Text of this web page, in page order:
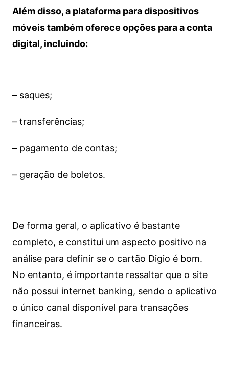
Além disso, a plataforma para dispositivos
móveis também oferece opções para a conta
digital, incluindo:
– saques;
– transferências;
– pagamento de contas;
– geração de boletos.
De forma geral, o aplicativo é bastante
completo, e constitui um aspecto positivo na
análise para definir se o cartão Digio é bom.
No entanto, é importante ressaltar que o site
não possui internet banking, sendo o aplicativo
o único canal disponível para transações
financeiras.